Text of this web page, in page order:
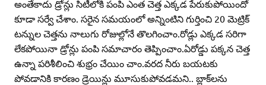
అంతేకాదు డ్రోన్లు సిటీలోకి పంపి ఎంత చెత్త ఎక్కడ పేరుకుపోయిందో
కూడా సర్వే చేశాం. సరైన సమయంలో అన్నింటిని గుర్తించి 20 మెట్రిక్‌
టన్నుల చెత్తను నాలుగు రోజుల్లోనే తొలగించాం.రోడ్లు ఎక్కడ సరిగా
లేకపోయినా డ్రోన్లు పంపి సమాచారం తెప్పించాం.ఏరోడ్డు పక్కన చెత్త
ఉన్నా పరిశీలించి శుభ్రం చేయిం చాం.వరద నీరు బయటకు
పోవడానికి కారణం డ్రెయిన్లు మూసుకుపోవడమని.. బ్లాక్‌లను